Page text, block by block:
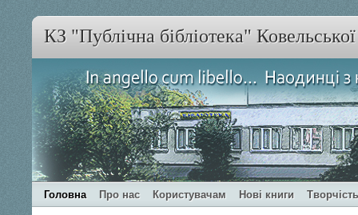
КЗ "Публічна бібліотека"
Головна Про нас Користувачам Нові книги